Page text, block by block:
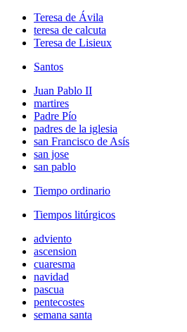
Teresa de Ávila
teresa de calcuta
Teresa de Lisieux
Santos
Juan Pablo II
martires
Padre Pío
padres de la iglesia
san Francisco de Asís
san jose
san pablo
Tiempo ordinario
Tiempos litúrgicos
adviento
ascension
cuaresma
navidad
pascua
pentecostes
semana santa